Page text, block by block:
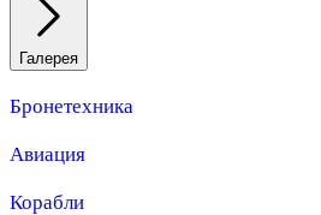
Галерея
Бронетехника
Авиация
Корабли